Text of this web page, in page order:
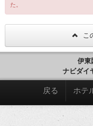
た。
こ
伊東
ナビダイ
戻る ホテ